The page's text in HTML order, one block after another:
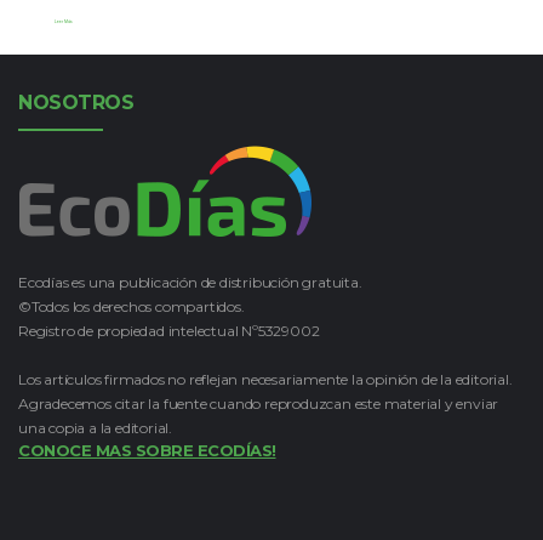
Leer Más
NOSOTROS
Ecodías es una publicación de distribución gratuita.
©Todos los derechos compartidos.
Registro de propiedad intelectual Nº5329002
Los artículos firmados no reflejan necesariamente la opinión de la editorial.
Agradecemos citar la fuente cuando reproduzcan este material y enviar
una copia a la editorial.
CONOCE MAS SOBRE ECODÍAS!